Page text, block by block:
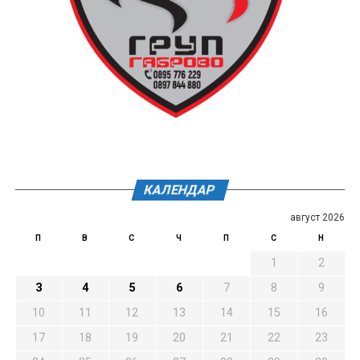
КАЛЕНДАР
август 2026
П В С Ч П С Н
1
2
3
4 5 6 7 8
9
10
11 12 13 14 15
16
17
18 19 20 21 22
23